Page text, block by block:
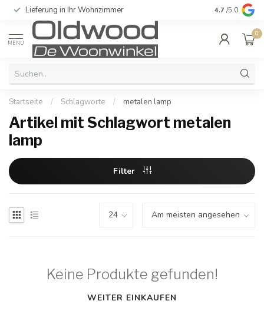
Lieferung in Ihr Wohnzimmer Qualität und
4.7 /5.0
MENU
0
Startseite / Schlagworte / metalen lamp
Artikel mit Schlagwort metalen
lamp
Filter
Keine Produkte gefunden!
WEITER EINKAUFEN